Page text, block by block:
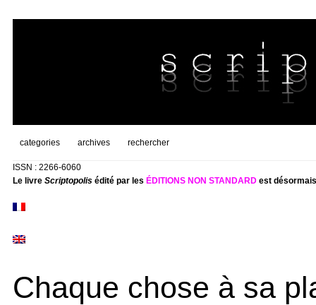
categories archives rechercher
ISSN : 2266-6060
Le livre Scriptopolisédité par les ÉDITIONS NON STANDARDest
Chaque chose à sa